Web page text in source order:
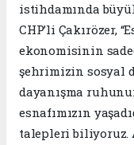
istihdamında
CHP’li Çakırözer,
ekonomisinin
şehrimizin sosyal
dayanışma
esnafımızın
talepleri biliyoruz.